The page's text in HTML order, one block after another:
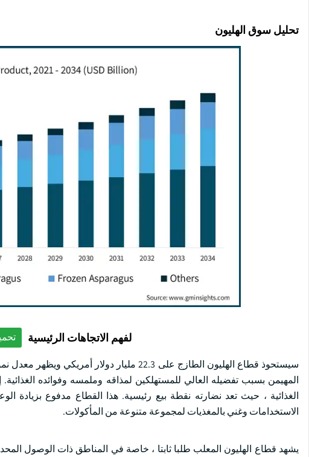
تحليل سوق الهليون
لفهم الاتجاهات الرئيسية
المهيمن بسبب تفضيله العالي للمستهلكين لمذاقه وملمسه وفوائده
الغذائية ، حيث تعد نضارته نقطة بيع رئيسية. هذا القطاع مدفوع بزيادة
الاستخدامات وغني بالمغذيات لمجموعة متنوعة من المأكولات.
يشهد قطاع الهليون المعلب طلبا ثابتا ، خاصة في المناطق ذات الوصول